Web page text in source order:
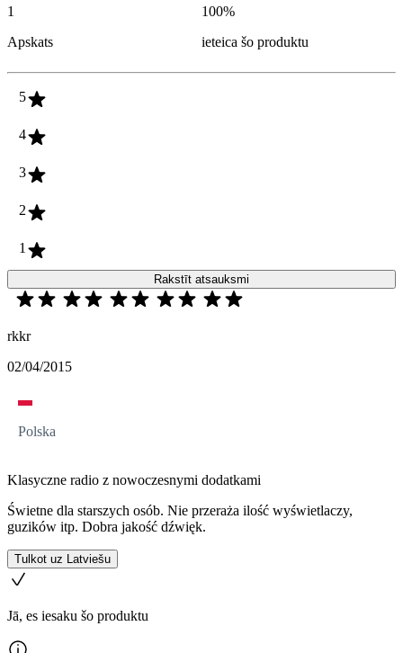
1
Apskats
100%
ieteica šo produktu
5
4
3
2
1
Rakstīt atsauksmi
rkkr
02/04/2015
Polska
Klasyczne radio z nowoczesnymi dodatkami
Świetne dla starszych osób. Nie przeraża ilość wyświetlaczy,
guzików itp. Dobra jakość dźwięk.
Tulkot uz Latviešu
Jā, es iesaku šo produktu